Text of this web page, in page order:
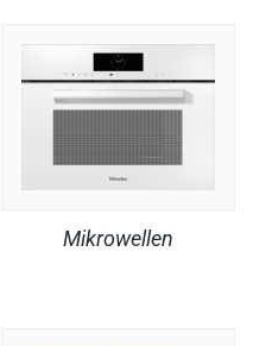
Mikrowellen